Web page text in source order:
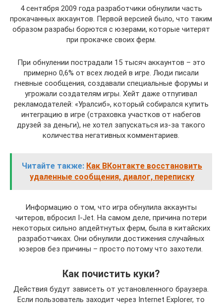
4 сентября 2009 года разработчики обнулили часть
прокачанных аккаунтов. Первой версией было, что таким
образом разрабы борются с юзерами, которые читерят
при прокачке своих ферм.
При обнулении пострадали 15 тысяч аккаунтов – это
примерно 0,6% от всех людей в игре. Люди писали
гневные сообщения, создавали специальные форумы и
угрожали создателям игры. Хейт даже отпугивал
рекламодателей: «Уралсиб», который собирался купить
интеграцию в игре (страховка участков от набегов
друзей за деньги), не хотел запускаться из-за такого
количества негативных комментариев.
Читайте также: Как ВКонтакте восстановить
удаленные сообщения, диалог, переписку
Информацию о том, что игра обнулила аккаунты
читеров, вбросил I-Jet. На самом деле, причина потери
некоторых сильно апдейтнутых ферм, была в китайских
разработчиках. Они обнулили достижения случайных
юзеров без причины – просто потому что захотели.
Как почистить куки?
Действия будут зависеть от установленного браузера.
Если пользователь заходит через Internet Explorer, то